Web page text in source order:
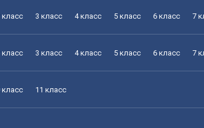
класс 3 класс 4 класс 5 класс 6 класс 7
класс 3 класс 4 класс 5 класс 6 класс 7
класс 11 класс